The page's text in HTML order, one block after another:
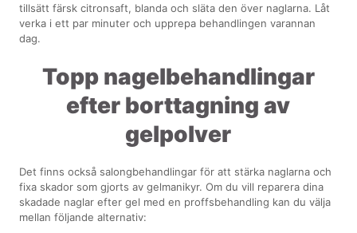
tillsätt färsk citronsaft, blanda och släta den över naglarna. Låt
verka i ett par minuter och upprepa behandlingen varannan
dag.
Topp nagelbehandlingar
efter borttagning av
gelpolver
Det finns också salongbehandlingar för att stärka naglarna och
fixa skador som gjorts av gelmanikyr. Om du vill reparera dina
skadade naglar efter gel med en proffsbehandling kan du välja
mellan följande alternativ: